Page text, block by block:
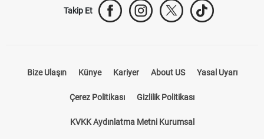
Takip Et
Bize Ulaşın Künye Kariyer About US Yasal Uyarı
Çerez Politikası Gizlilik Politikası
KVKK Aydınlatma Metni Kurumsal